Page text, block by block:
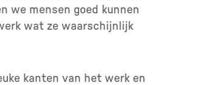
we mensen goed kunnen
wat ze waarschijnlijk
kanten van het werk en